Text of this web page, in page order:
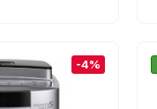
-4%